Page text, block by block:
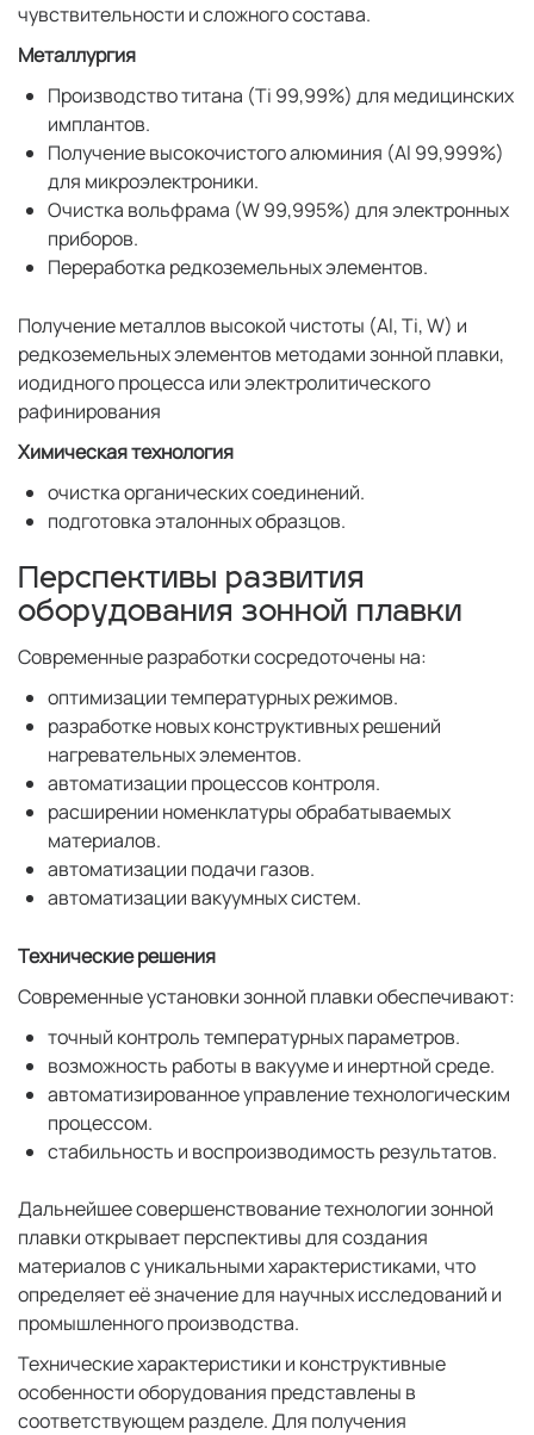
чувствительности и сложного состава.
Металлургия
Производство титана (Ti 99,99%) для медицинских
имплантов.
Получение высокочистого алюминия (Al 99,999%)
для микроэлектроники.
Очистка вольфрама (W 99,995%) для электронных
приборов.
Переработка редкоземельных элементов.
Получение металлов высокой чистоты (Al, Ti, W) и
редкоземельных элементов методами зонной плавки,
иодидного процесса или электролитического
рафинирования
Химическая технология
очистка органических соединений.
подготовка эталонных образцов.
Перспективы развития
оборудования зонной плавки
Современные разработки сосредоточены на:
оптимизации температурных режимов.
разработке новых конструктивных решений
нагревательных элементов.
автоматизации процессов контроля.
расширении номенклатуры обрабатываемых
материалов.
автоматизации подачи газов.
автоматизации вакуумных систем.
Технические решения
Современные установки зонной плавки обеспечивают:
точный контроль температурных параметров.
возможность работы в вакууме и инертной среде.
автоматизированное управление технологическим
процессом.
стабильность и воспроизводимость результатов.
Дальнейшее совершенствование технологии зонной
плавки открывает перспективы для создания
материалов с уникальными характеристиками, что
определяет её значение для научных исследований и
промышленного производства.
Технические характеристики и конструктивные
особенности оборудования представлены в
соответствующем разделе. Для получения